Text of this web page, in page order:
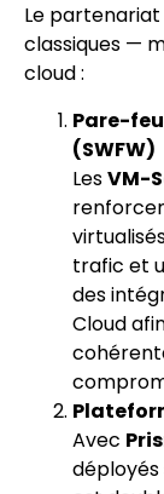
Le
classiques —
cloud :
Pare-
(SWFW)
LesVM-
trafic et
des
Cloud
Avec
déployés